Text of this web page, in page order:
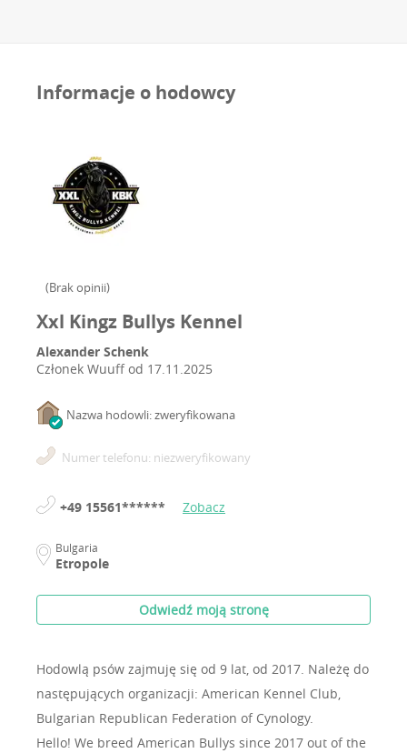
Informacje o hodowcy
(Brak opinii)
Xxl Kingz Bullys Kennel
Alexander Schenk
Członek Wuuff od 17.11.2025
Nazwa hodowli: zweryfikowana
Numer telefonu: niezweryfikowany
+49 15561****** Zobacz
Bulgaria
Etropole
Odwiedź moją stronę
Hodowlą psów zajmuję się od 9 lat, od 2017. Należę do
następujących organizacji: American Kennel Club,
Bulgarian Republican Federation of Cynology.
Hello! We breed American Bullys since 2017 out of the